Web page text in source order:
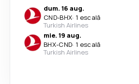
dum. 16 aug.
CND-BHX· 1 escală
Turkish Airlines
mie. 19 aug.
BHX-CND· 1 escală
Turkish Airlines